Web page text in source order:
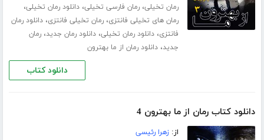
رمان تخیلی،رمان فارسی تخیلی،دانلود رمان تخیلی،
رمان های تخیلی فانتزی،رمان تخیلی فانتزی،دانلود رمان
فانتزی،دانلود رمان تخیلی،دانلود رمان جدید،رمان
جدید،دانلود رمان از ما بهترون
دانلود کتاب
دانلود کتاب رمان از ما بهترون 4
از:زهرا رئیسی